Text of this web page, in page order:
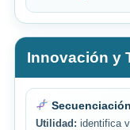
Innovación y
Utilidad: identifica